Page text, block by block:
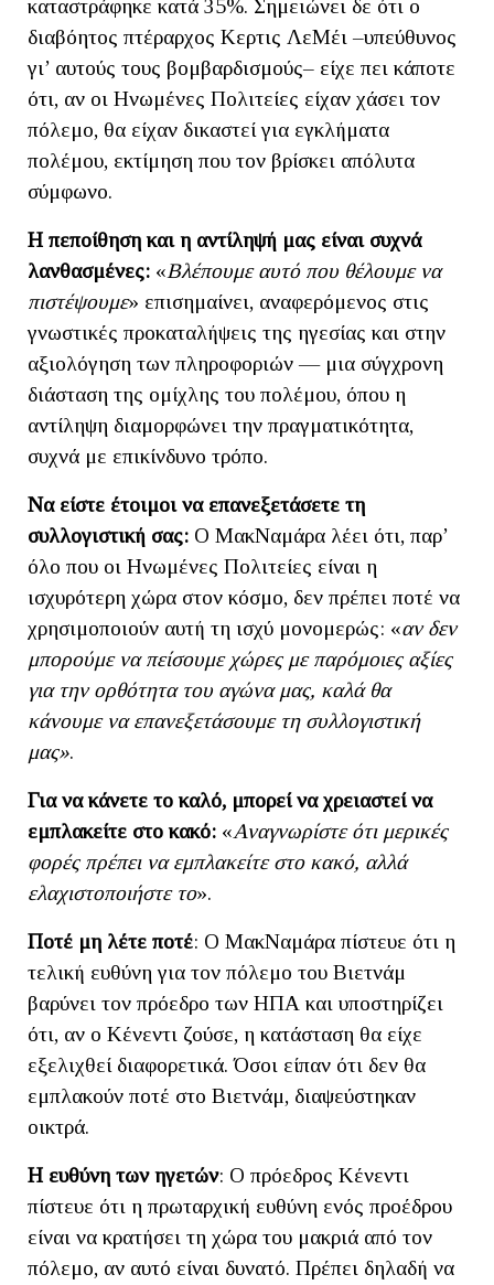
καταστράφηκε κατά 35%. Σημειώνει δε ότι ο
διαβόητος πτέραρχος Κερτις ΛεΜέι –υπεύθυνος
γι’ αυτούς τους βομβαρδισμούς– είχε πει κάποτε
ότι, αν οι Ηνωμένες Πολιτείες είχαν χάσει τον
πόλεμο, θα είχαν δικαστεί για εγκλήματα
πολέμου, εκτίμηση που τον βρίσκει απόλυτα
σύμφωνο.
Η πεποίθηση και η αντίληψή μας είναι συχνά
λανθασμένες: «Βλέπουμε αυτό που θέλουμε να
πιστέψουμε» επισημαίνει, αναφερόμενος στις
γνωστικές προκαταλήψεις της ηγεσίας και στην
αξιολόγηση των πληροφοριών — μια σύγχρονη
διάσταση της ομίχλης του πολέμου, όπου η
αντίληψη διαμορφώνει την πραγματικότητα,
συχνά με επικίνδυνο τρόπο.
Να είστε έτοιμοι να επανεξετάσετε τη
συλλογιστική σας: Ο ΜακΝαμάρα λέει ότι, παρ’
όλο που οι Ηνωμένες Πολιτείες είναι η
ισχυρότερη χώρα στον κόσμο, δεν πρέπει ποτέ να
χρησιμοποιούν αυτή τη ισχύ μονομερώς: «αν δεν
μπορούμε να πείσουμε χώρες με παρόμοιες αξίες
για την ορθότητα του αγώνα μας, καλά θα
κάνουμε να επανεξετάσουμε τη συλλογιστική
μας».
Για να κάνετε το καλό, μπορεί να χρειαστεί να
εμπλακείτε στο κακό: «Αναγνωρίστε ότι μερικές
φορές πρέπει να εμπλακείτε στο κακό, αλλά
ελαχιστοποιήστε το».
Ποτέ μη λέτε ποτέ: Ο ΜακΝαμάρα πίστευε ότι η
τελική ευθύνη για τον πόλεμο του Βιετνάμ
βαρύνει τον πρόεδρο των ΗΠΑ και υποστηρίζει
ότι, αν ο Κένεντι ζούσε, η κατάσταση θα είχε
εξελιχθεί διαφορετικά. Όσοι είπαν ότι δεν θα
εμπλακούν ποτέ στο Βιετνάμ, διαψεύστηκαν
οικτρά.
Η ευθύνη των ηγετών: Ο πρόεδρος Κένεντι
πίστευε ότι η πρωταρχική ευθύνη ενός προέδρου
είναι να κρατήσει τη χώρα του μακριά από τον
πόλεμο, αν αυτό είναι δυνατό. Πρέπει δηλαδή να